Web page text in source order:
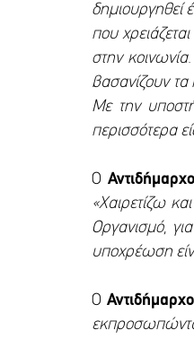
δημιουργηθεί
που
στην
βασανίζουν
Με την
περισσότερα
Ο
«Χαιρετίζω
Οργανισμό,
υποχρέωση
Ο